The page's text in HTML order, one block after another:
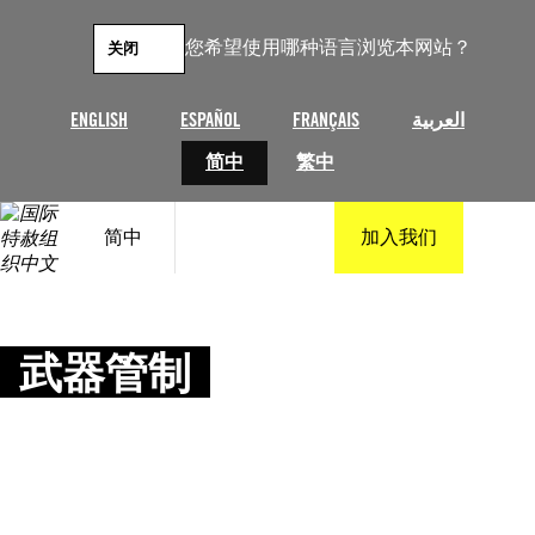
您希望使用哪种语言浏览本网站？
ENGLISH ESPAÑOL FRANÇAIS
العربية
简中
繁中
关闭
简中 加入我们
武器管制